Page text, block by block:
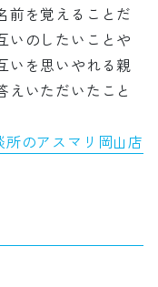
前を覚えることだ
いのしたいことや
いを思いやれる親
えいただいたこと
所のアスマリ岡山店